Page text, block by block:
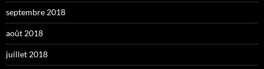
septembre 2018
août 2018
juillet 2018